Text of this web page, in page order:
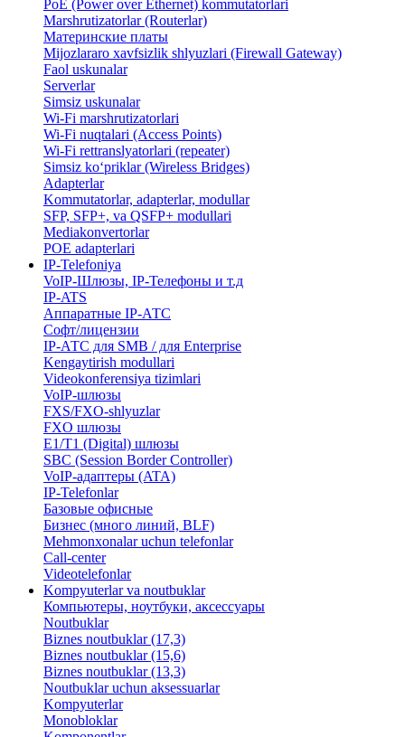
PoE (Power over Ethernet) kommutatorlari
Marshrutizatorlar (Routerlar)
Материнские платы
Mijozlararo xavfsizlik shlyuzlari (Firewall Gateway)
Faol uskunalar
Serverlar
Simsiz uskunalar
Wi-Fi marshrutizatorlari
Wi-Fi nuqtalari (Access Points)
Wi-Fi rettranslyatorlari (repeater)
Simsiz ko‘priklar (Wireless Bridges)
Adapterlar
Kommutatorlar, adapterlar, modullar
SFP, SFP+, va QSFP+ modullari
Mediakonvertorlar
POE adapterlari
IP-Telefoniya
VoIP-Шлюзы, IP-Телефоны и т.д
IP-ATS
Аппаратные IP-АТС
Софт/лицензии
IP-АТС для SMB / для Enterprise
Kengaytirish modullari
Videokonferensiya tizimlari
VoIP-шлюзы
FXS/FXO-shlyuzlar
FXO шлюзы
E1/T1 (Digital) шлюзы
SBC (Session Border Controller)
VoIP-адаптеры (ATA)
IP-Telefonlar
Базовые офисные
Бизнес (много линий, BLF)
​Mehmonxonalar uchun telefonlar
Call-center
​Videotelefonlar
Kompyuterlar va noutbuklar
Компьютеры, ноутбуки, аксессуары
Noutbuklar
Biznes noutbuklar (17,3)
Biznes noutbuklar (15,6)
Biznes noutbuklar (13,3)
Noutbuklar uchun aksessuarlar
Kompyuterlar
Monobloklar